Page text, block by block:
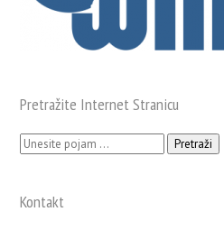
Pretražite Internet Stranicu
Pretraži:
Kontakt